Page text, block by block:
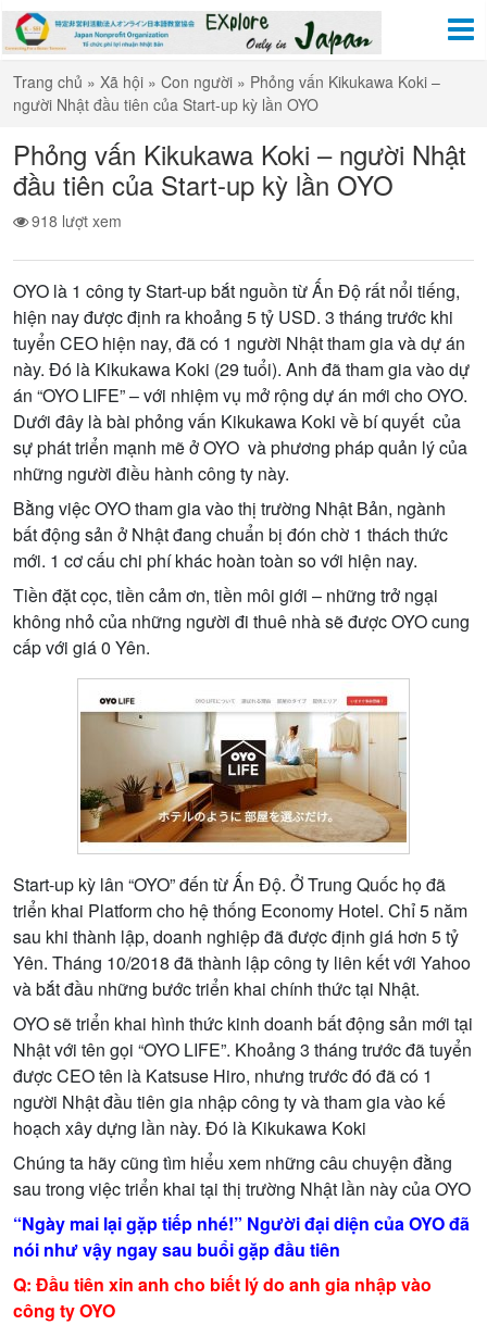
Trang chủ » Xã hội » Con người » Phỏng vấn Kikukawa Koki –
người Nhật đầu tiên của Start-up kỳ lần OYO
Phỏng vấn Kikukawa Koki – người Nhật
đầu tiên của Start-up kỳ lần OYO
918 lượt xem
OYO là 1 công ty Start-up bắt nguồn từẤn Độ rất nổi tiếng,
hiện nay được định ra khoảng 5 tỷ USD. 3 tháng trước khi
tuyển CEO hiện nay, đã có 1 người Nhật tham gia và dựán
này. Đó là Kikukawa Koki (29 tuổi). Anh đã tham gia vào dự
án “OYO LIFE” – với nhiệm vụ mở rộng dựán mới cho OYO.
Dưới đây là bài phỏng vấn Kikukawa Koki vềbí quyết của
sựphát triển mạnh mẽởOYO và phương pháp quản lý của
những người điều hành công ty này.
Bằng việc OYO tham gia vào thị trường Nhật Bản, ngành
bất động sảnở Nhật đang chuẩn bị đón chờ 1 thách thức
mới. 1 cơcấu chi phí khác hoàn toàn so với hiện nay.
Tiền đặt cọc, tiền cảmơn, tiền môi giới – những trở ngại
không nhỏcủa những người đi thuê nhà sẽđược OYO cung
cấp với giá 0 Yên.
Start-up kỳ lân “OYO” đến từẤn Độ.ỞTrung Quốc họđã
triển khai Platform cho hệthống Economy Hotel. Chỉ5 năm
sau khi thành lập, doanh nghiệp đã được định giá hơn 5 tỷ
Yên. Tháng 10/2018 đã thành lập công ty liên kết với Yahoo
và bắt đầu những bước triển khai chính thức tại Nhật.
OYO sẽtriển khai hình thức kinh doanh bất động sản mới tại
Nhật với tên gọi “OYO LIFE”. Khoảng 3 tháng trước đã tuyển
được CEO tên là Katsuse Hiro, nhưng trước đó đã có 1
người Nhật đầu tiên gia nhập công ty và tham gia vào kế
hoạch xây dựng lần này. Đó là Kikukawa Koki
Chúng ta hãy cũng tìm hiểu xem những câu chuyện đằng
sau trong việc triển khai tại thị trường Nhật lần này của OYO
“Ngày mai lại gặp tiếp nhé!” Người đại diện của OYO đã
nói nhưvậy ngay sau buổi gặp đầu tiên
Q: Đầu tiên xin anh cho biết lý do anh gia nhập vào
công ty OYO